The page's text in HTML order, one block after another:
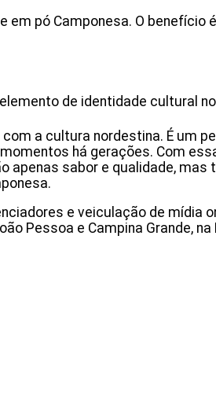
em pó Camponesa. O benefício
de identidade cultural
a cultura nordestina. É um
há gerações. Com
apenas sabor e qualidade, mas
e veiculação de mídia
Pessoa e Campina Grande, na